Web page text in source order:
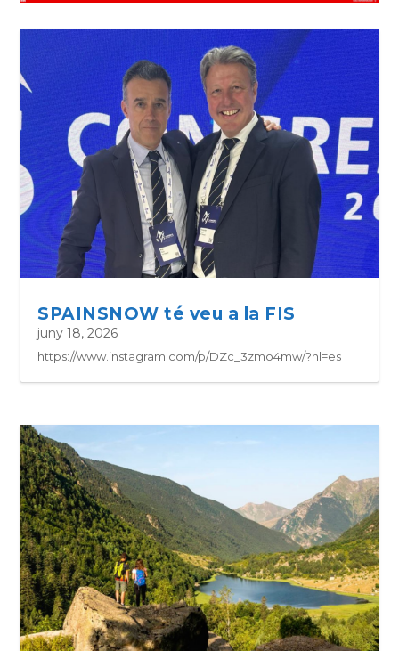
SPAINSNOW té veu a la FIS
juny 18, 2026
https://www.instagram.com/p/DZc_3zmo4mw/?hl=es